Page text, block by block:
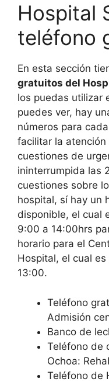
Hospital
teléfono
En esta sección
gratuitos del
los puedas utilizar
puedes ver, hay
números para
facilitar la atención
cuestiones de
ininterrumpida las
cuestiones sobre
hospital, sí hay un
disponible, el cual
9:00 a 14:00hrs
horario para el
Hospital, el cual
13:00.
Teléfono
Admisión
Banco de
Teléfono de
Ochoa:
Teléfono de